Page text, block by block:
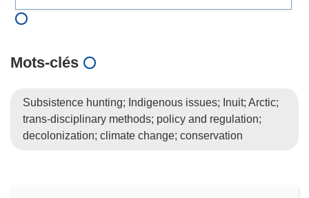
Mots‑clés
Subsistence hunting; Indigenous issues; Inuit; Arctic;
trans-disciplinary methods; policy and regulation;
decolonization; climate change; conservation